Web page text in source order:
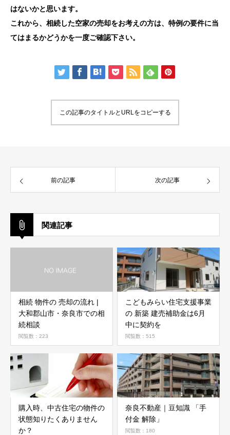
はないかと思います。
これから、相続した空家の売却をお考えの方は、特例の要件に当
てはまるかどうかを一度ご確認下さい。
この記事のタイトルとURLをコピーする
前の記事 次の記事
関連記事
相続 物件の 売却の流れ |
大和郡山市・奈良市での相
続相談
閲覧数：223
こどもみらい住宅支援事業
の 新築 建売補助金は6月
中に契約を
閲覧数：515
購入時、中古住宅の物件の
状態知りたくありません
か？
奈良不動産｜豆知識 「手
付金 解除」
閲覧数：180